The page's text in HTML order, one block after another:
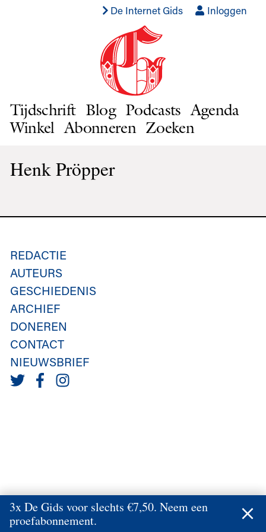
De Internet Gids Inloggen
Tijdschrift Blog Podcasts Agenda
Winkel Abonneren Zoeken
Henk Pröpper
REDACTIE
AUTEURS
GESCHIEDENIS
ARCHIEF
DONEREN
CONTACT
NIEUWSBRIEF
3x De Gids voor slechts €7,50. Neem een
proefabonnement.